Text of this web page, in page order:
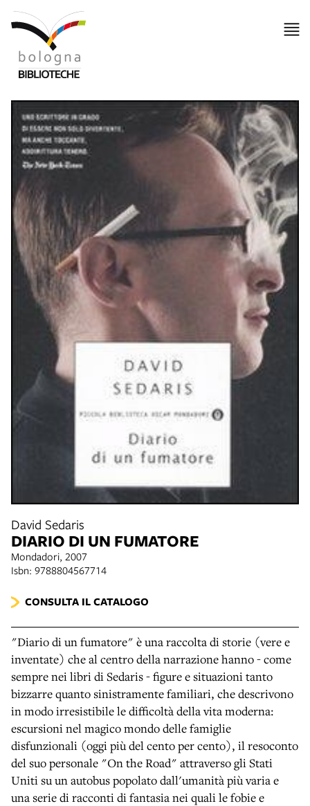
David Sedaris
DIARIO DI UN FUMATORE
Mondadori, 2007
Isbn: 9788804567714
CONSULTA IL CATALOGO
"Diario di un fumatore" è una raccolta di storie (vere e
inventate) che al centro della narrazione hanno - come
sempre nei libri di Sedaris - figure e situazioni tanto
bizzarre quanto sinistramente familiari, che descrivono
in modo irresistibile le difficoltà della vita moderna:
escursioni nel magico mondo delle famiglie
disfunzionali (oggi più del cento per cento), il resoconto
del suo personale "On the Road" attraverso gli Stati
Uniti su un autobus popolato dall'umanità più varia e
una serie di racconti di fantasia nei quali le fobie e